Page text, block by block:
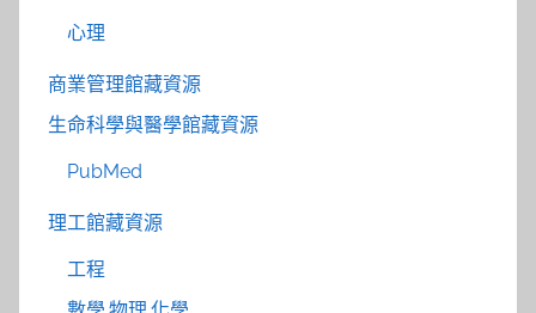
心理
商業管理館藏資源
生命科學與醫學館藏資源
PubMed
理工館藏資源
工程